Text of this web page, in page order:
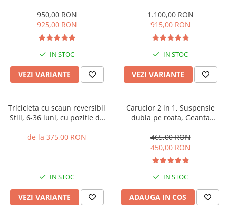
Manusi de iarna, Roti
antieroziune off-road, Husa
de ploaie si insecte
950,00 RON
925,00 RON
IN STOC
VEZI VARIANTE
aluminiu
1.100,00 RON
915,00 RON
IN STOC
VEZI VARIANTE
Tricicleta cu scaun reversibil
Still, 6-36 luni, cu pozitie de
plina
de la 375,00 RON
IN STOC
VEZI VARIANTE
Carucior 2 in 1, Suspensie
dubla pe roata, Geanta
Belecoo, turcoaz
465,00 RON
450,00 RON
IN STOC
ADAUGA IN COS